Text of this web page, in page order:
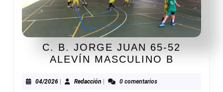
C. B. JORGE JUAN 65-52
ALEVÍN MASCULINO B
04/202604/2026
| RedacciónRedacción
| 0 comentarios